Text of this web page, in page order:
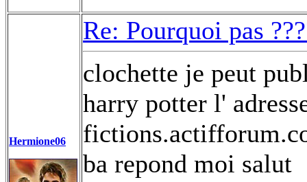
Hermione06
Re: Pourquoi pas
clochette je peut
harry potter l'
ba repond moi salut